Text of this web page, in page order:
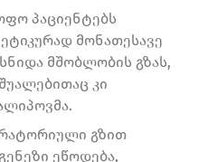
პაციენტებს
მონათესავე
მშობლობის გზას,
კი
გზით
ეწოდება,